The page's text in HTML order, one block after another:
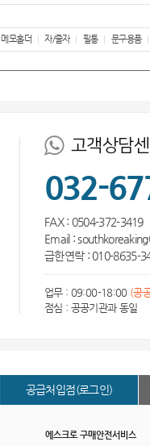
메모홀더 자/줄자 필통 문구용품
고객상담
032-
FAX : 0504-372-3419
Email :
급한연락 : 010-8635-
업무 : 09:00-18:00 (공
점심 : 공공기관과 동일
공급처입점(로그인)
에스크로 구매안전서비스